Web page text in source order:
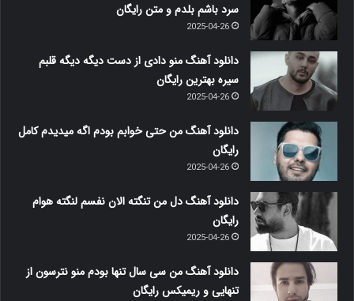
سرد باشم بلدم و متن رایگان
2025-04-26
دانلود آهنگ منو دادی از دست دیگه دیگه قلبم
سیره بهترین رایگان
2025-04-26
دانلود آهنگ من حتی خوابم بودم اگه میدیدم کامل
رایگان
2025-04-26
دانلود آهنگ دل من تنگته الان نفسم لنگته هوام
رایگان
2025-04-26
دانلود آهنگ من سی سال تنها بودم منو نترسون از
تنهایی و ریمیکس رایگان